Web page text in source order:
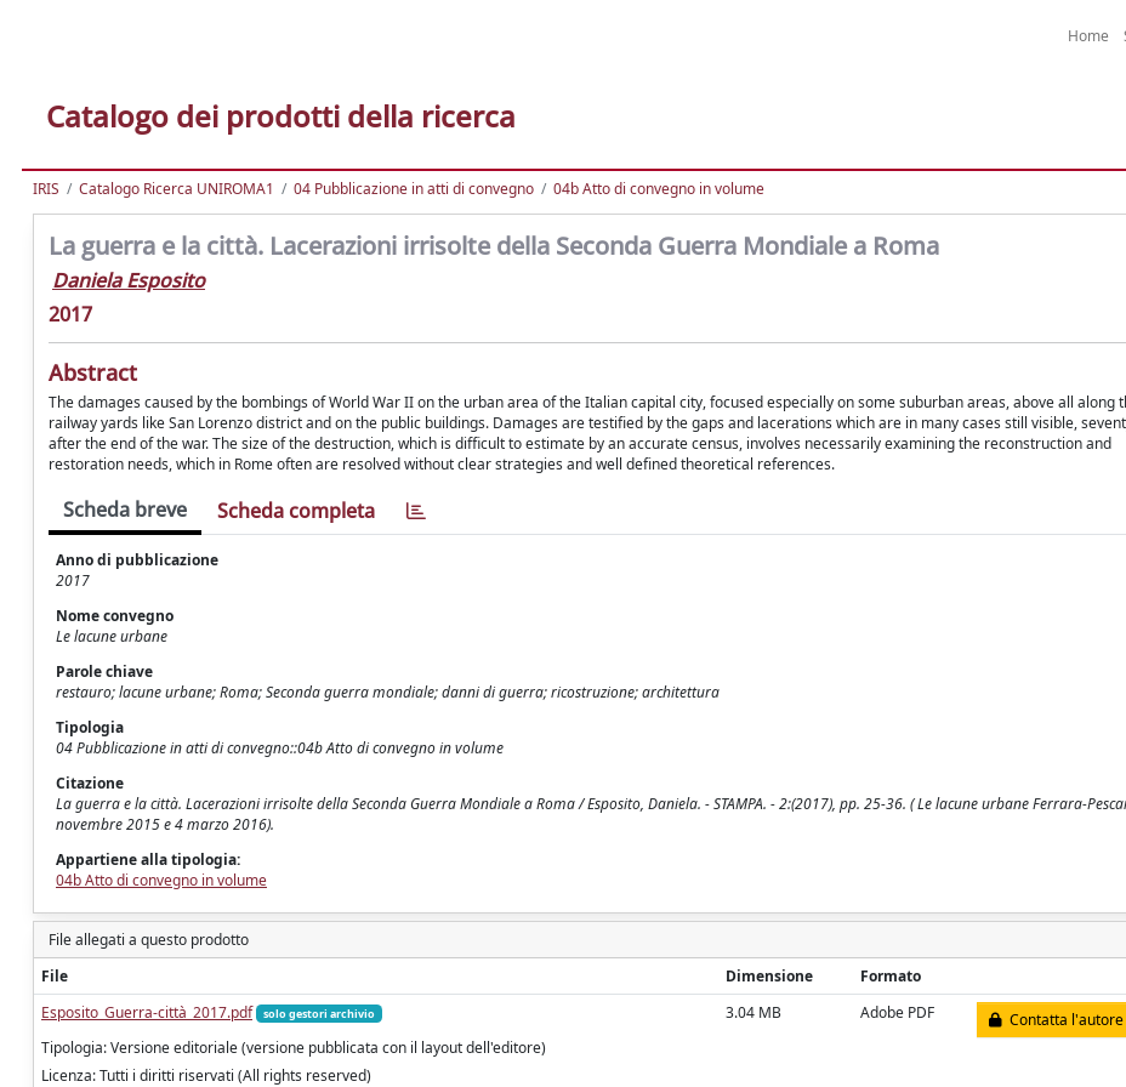
Home
Catalogo dei prodotti della ricerca
IRIS Catalogo Ricerca UNIROMA1 04 Pubblicazione in atti di convegno 04b Atto di convegno in volume
La guerra e la città. Lacerazioni irrisolte della Seconda Guerra Mondiale a Roma
Daniela Esposito
2017
Abstract
The damages caused by the bombings of World War II on the urban area of the Italian capital city, focused especially on some suburban areas, above all along
railway yards like San Lorenzo district and on the public buildings. Damages are testified by the gaps and lacerations which are in many cases still visible,
after the end of the war. The size of the destruction, which is difficult to estimate by an accurate census, involves necessarily examining the reconstruction and
restoration needs, which in Rome often are resolved without clear strategies and well defined theoretical references.
Scheda breve Scheda completa
Anno di pubblicazione
2017
Nome convegno
Le lacune urbane
Parole chiave
restauro; lacune urbane; Roma; Seconda guerra mondiale; danni di guerra; ricostruzione; architettura
Tipologia
04 Pubblicazione in atti di convegno::04b Atto di convegno in volume
Citazione
La guerra e la città. Lacerazioni irrisolte della Seconda Guerra Mondiale a Roma / Esposito, Daniela. - STAMPA. - 2:(2017), pp. 25-36. ( Le lacune urbane Ferrara-
novembre 2015 e 4 marzo 2016).
Appartiene alla tipologia:
04b Atto di convegno in volume
File allegati a questo prodotto
File
Dimensione
Formato
Esposito_Guerra-città_2017.pdf
solo gestori archivio
Tipologia: Versione editoriale (versione pubblicata con il layout dell'editore)
Licenza: Tutti i diritti riservati (All rights reserved)
3.04 MB Adobe PDF Contatta l'autore